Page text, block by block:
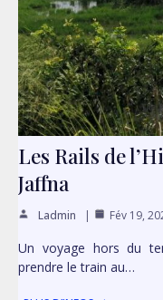
Les Rails de
Jaffna
Ladmin Fév 19,
Un voyage hors du
prendre le train au…